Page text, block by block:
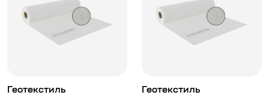
Геотекстиль
Геотекстиль